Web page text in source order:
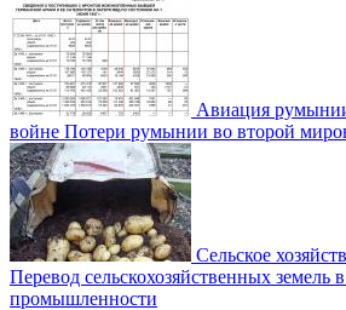
Авиация
войне Потери румынии во второй
Сельское
Перевод сельскохозяйственных земель
промышленности